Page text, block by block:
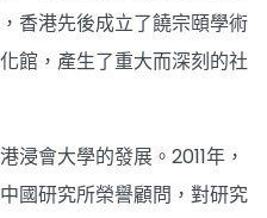
香港先後成立了饒宗頤學術
館，產生了重大而深刻的社
浸會大學的發展。2011年，
國研究所榮譽顧問，對研究